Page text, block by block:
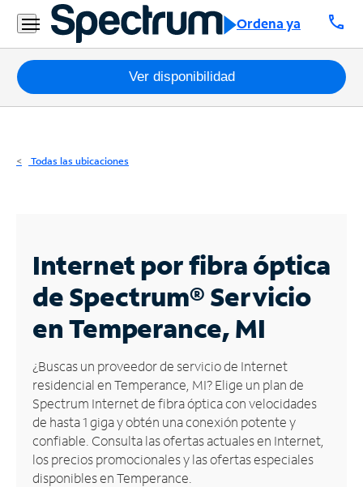
Ordena ya call
Residencial
Business
Paquetes
Internet
Business
Contáctanos
Inglés
Administrar
cuenta
Encuentra
una
tienda
Ver disponibilidad
Todas las ubicaciones
Internet por fibra óptica
de Spectrum®Servicio
en Temperance, MI
¿Buscas un proveedor de servicio de Internet
residencial en Temperance, MI? Elige un plan de
Spectrum Internet de fibra óptica con velocidades
de hasta 1 giga y obtén una conexión potente y
confiable. Consulta las ofertas actuales en Internet,
los precios promocionales y las ofertas especiales
disponibles en Temperance.